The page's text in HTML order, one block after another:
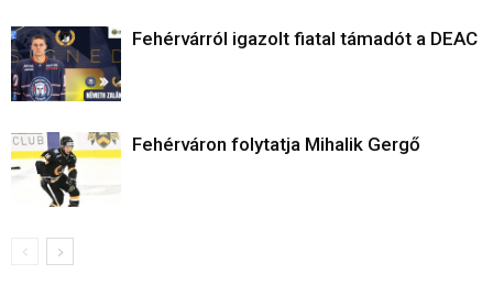
Fehérvárról igazolt fiatal támadót a DEAC
Fehérváron folytatja Mihalik Gergő